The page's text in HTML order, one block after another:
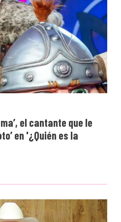
el cantante que le
en '¿Quién es la